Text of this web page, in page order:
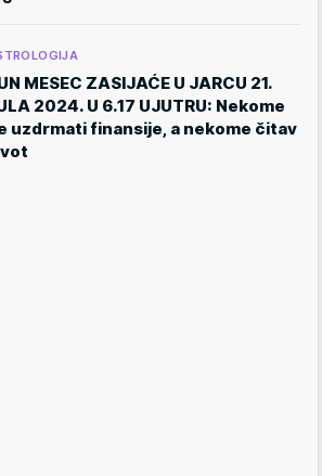
MESEC ZASIJAĆE U JARCU 21.
2024. U 6.17 UJUTRU: Nekome
uzdrmati finansije, a nekome čitav